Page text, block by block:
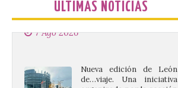
ÚLTIMAS NOTICIAS
Nueva edición de León
de…viaje. Una iniciativa
Turismo, Ocio e Información para
jóvenes “Enredando.info”. . La